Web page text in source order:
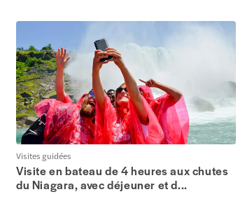
Visites guidées
Visite en bateau de 4 heures aux chutes
du Niagara, avec déjeuner et d...